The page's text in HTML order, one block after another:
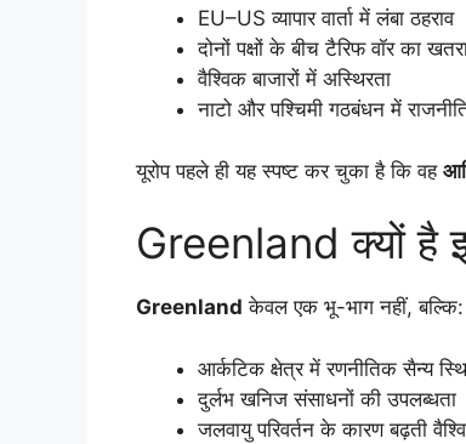
EU–US व्यापार वार्ता में लंबा ठहराव
दोनों पक्षों के बीच टैरिफ वॉर का
वैश्विक बाजारों में अस्थिरता
नाटो और पश्चिमी गठबंधन में
यूरोप पहले ही यह स्पष्ट कर चुका है कि वह
Greenland क्यों है
Greenland केवल एक भू-भाग नहीं, बल्कि:
आर्कटिक क्षेत्र में रणनीतिक सैन्य
दुर्लभ खनिज संसाधनों की उपलब्धता
जलवायु परिवर्तन के कारण बढ़ती